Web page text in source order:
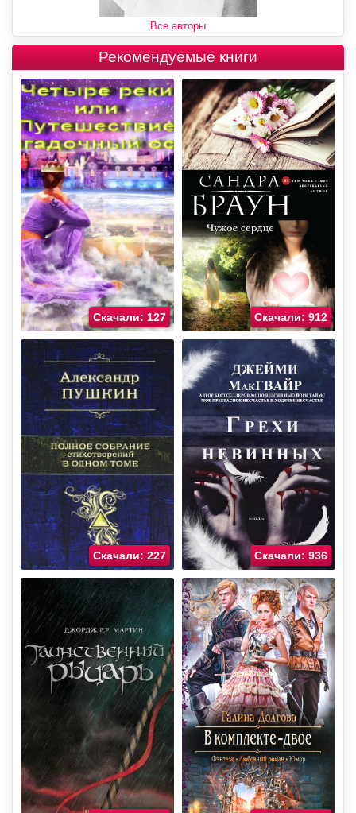
Все авторы
Рекомендуемые книги
Скачали: 127 Скачали: 912
Скачали: 227 Скачали: 936